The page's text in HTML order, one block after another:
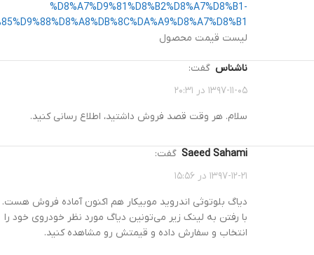
%D8%A7%D9%81%D8%B2%D8%A7%D8%B1-
لیست قیمت محصول
ناشناس گفت:
۱۳۹۷-۱۱-۰۵ در ۲۰:۳۱
سلام. هر وقت قصد فروش داشتید، اطلاع رسانی کنید.
Saeed Sahami
گفت:
۱۳۹۷-۱۲-۲۱ در ۱۵:۵۶
دیاگ بلوتوثی اندروید موبیکار هم اکنون آماده فروش هست.
با رفتن به لینک زیر می‌تونین دیاگ مورد نظر خودروی خود را
انتخاب و سفارش داده و قیمتش رو مشاهده کنید.